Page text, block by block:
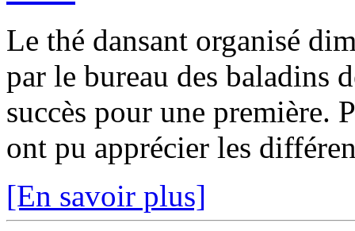
Le thé dansant organisé
par le bureau des baladins
succès pour une première.
ont pu apprécier les
[En savoir plus]